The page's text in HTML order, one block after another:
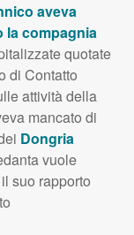
aveva
la compagnia
quotate
di Contatto
attività della
mancato di
Dongria
vuole
suo rapporto